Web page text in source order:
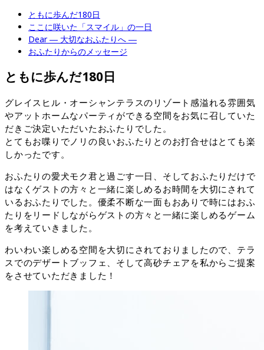
ともに歩んだ180日
ここに咲いた「スマイル」の一日
Dear ― 大切なおふたりへ ―
おふたりからのメッセージ
ともに歩んだ180日
グレイスヒル・オーシャンテラスのリゾート感溢れる雰囲気
やアットホームなパーティができる空間をお気に召していた
だきご決定いただいたおふたりでした。
とてもお喋りでノリの良いおふたりとのお打合せはとても楽
しかったです。
おふたりの愛犬モク君と過ごす一日、そしておふたりだけで
はなくゲストの方々と一緒に楽しめるお時間を大切にされて
いるおふたりでした。優柔不断な一面もおありで時にはおふ
たりをリードしながらゲストの方々と一緒に楽しめるゲーム
を考えていきました。
わいわい楽しめる空間を大切にされておりましたので、テラ
スでのデザートブッフェ、そして高砂チェアを私からご提案
をさせていただきました！